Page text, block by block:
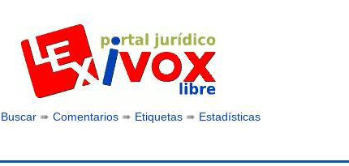
Buscar➠ Comentarios➠ Etiquetas➠ Estadísticas